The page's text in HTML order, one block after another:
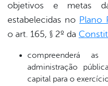
objetivos e metas
estabelecidas no Plano
o art. 165, § 2º da
compreenderá
administração
capital para o